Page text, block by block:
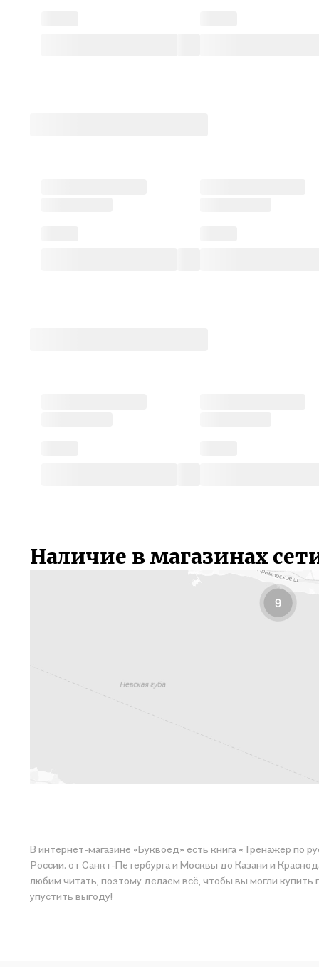
Наличие в магазинах
В интернет-магазине «Буквоед» есть книга «Тренажёр по
России: от Санкт-Петербурга и Москвы до Казани и
любим читать, поэтому делаем всё, чтобы вы могли купить понравившуюся историю по приятной цене. Например, организуем конкурсы и проводим акции. Оставайтесь с нами, чтобы не
упустить выгоду!